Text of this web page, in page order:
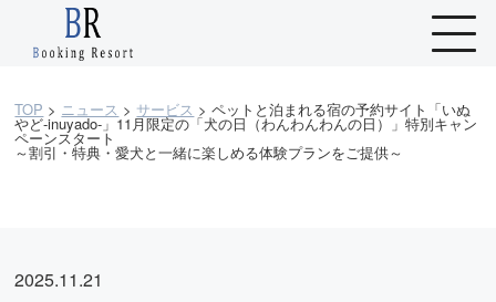
TOP > ニュース > サービス >ペットと泊まれる宿の予約サイト「いぬ
やど-inuyado-」11月限定の「犬の日（わんわんわんの日）」特別キャン
ペーンスタート
～割引・特典・愛犬と一緒に楽しめる体験プランをご提供～
2025.11.21